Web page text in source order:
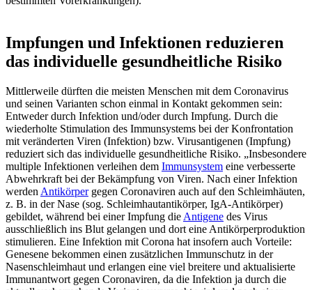
Impfungen und Infektionen reduzieren
das individuelle gesundheitliche Risiko
Mittlerweile dürften die meisten Menschen mit dem Coronavirus
und seinen Varianten schon einmal in Kontakt gekommen sein:
Entweder durch Infektion und/oder durch Impfung. Durch die
wiederholte Stimulation des Immunsystems bei der Konfrontation
mit veränderten Viren (Infektion) bzw. Virusantigenen (Impfung)
reduziert sich das individuelle gesundheitliche Risiko. „Insbesondere
multiple Infektionen verleihen dem Immunsystem eine verbesserte
Abwehrkraft bei der Bekämpfung von Viren. Nach einer Infektion
werden Antikörpergegen Coronaviren auch auf den Schleimhäuten,
z. B. in der Nase (sog. Schleimhautantikörper, IgA-Antikörper)
gebildet, während bei einer Impfung die Antigene des Virus
ausschließlich ins Blut gelangen und dort eine Antikörperproduktion
stimulieren. Eine Infektion mit Corona hat insofern auch Vorteile:
Genesene bekommen einen zusätzlichen Immunschutz in der
Nasenschleimhaut und erlangen eine viel breitere und aktualisierte
Immunantwort gegen Coronaviren, da die Infektion ja durch die